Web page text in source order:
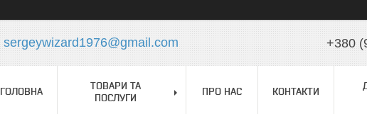
sergeywizard1976@gmail.com +380
ГОЛОВНА
ТОВАРИ ТА
ПОСЛУГИ
ПРО НАС КОНТАКТИ